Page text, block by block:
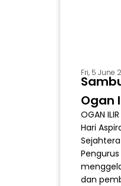
Fri, 5 June
Ogan
OGAN
Hari
Pengurus
dan